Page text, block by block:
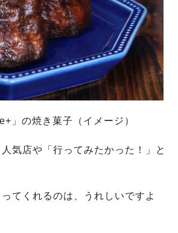
」の焼き菓子（イメージ）
気店や「行ってみたかった！」と
てくれるのは、うれしいですよ